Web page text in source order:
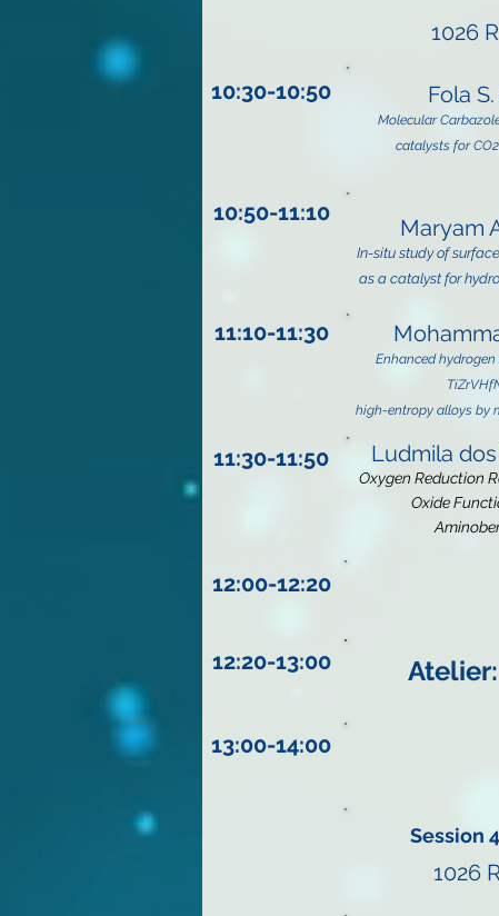
10:30-10:50
10:50-11:10
11:10-11:30
11:30-11:50
12:00-12:20
12:20-13:00
13:00-14:00
1026
Fola
Molecular
catalysts for
Maryam
In-situ study of
as a catalyst for
Enhanced
high-entropy alloys by
Ludmila
Oxygen Reduction
Oxide
Atelier:
Session
1026